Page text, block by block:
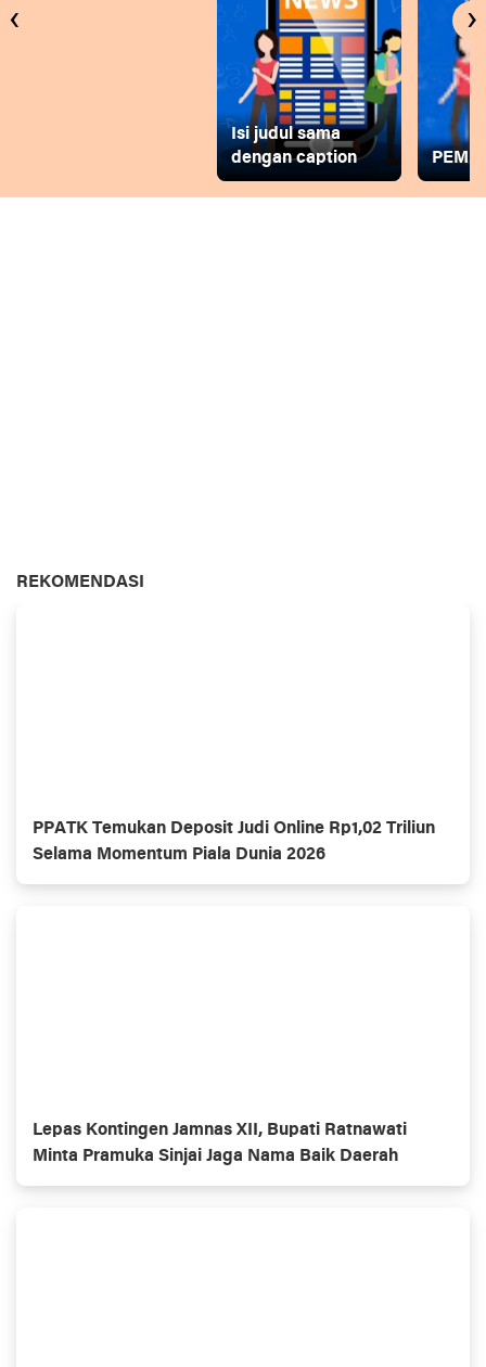
Isi judul sama
dengan caption
‹ ›
REKOMENDASI
PPATK Temukan Deposit Judi Online Rp1,02 Triliun
Selama Momentum Piala Dunia 2026
Lepas Kontingen Jamnas XII, Bupati Ratnawati
Minta Pramuka Sinjai Jaga Nama Baik Daerah